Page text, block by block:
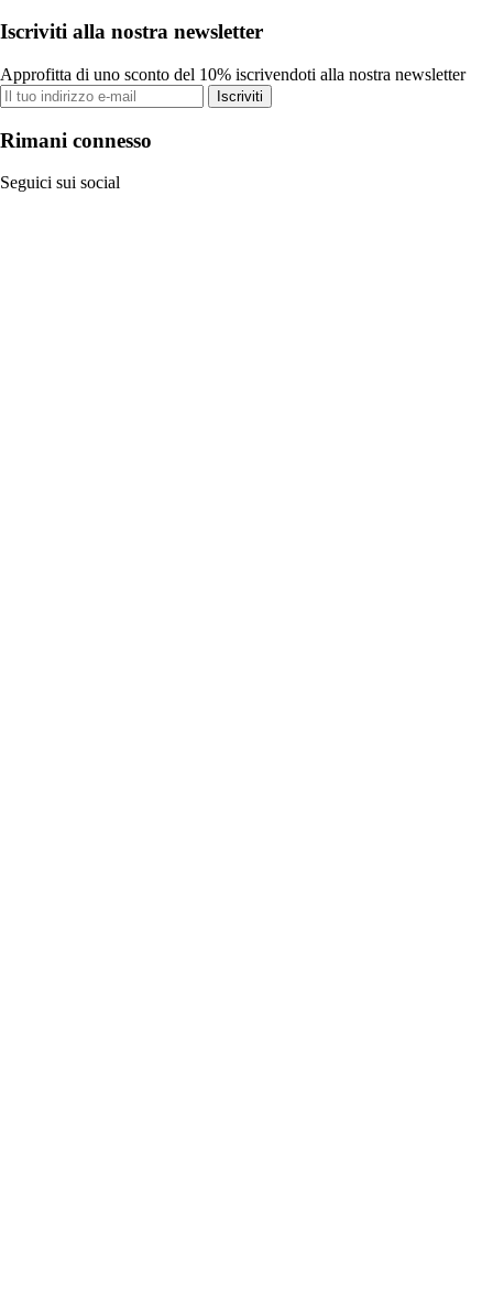
Iscriviti alla nostra newsletter
Approfitta di uno sconto del 10% iscrivendoti alla nostra newsletter
Iscriviti
Rimani connesso
Seguici sui social